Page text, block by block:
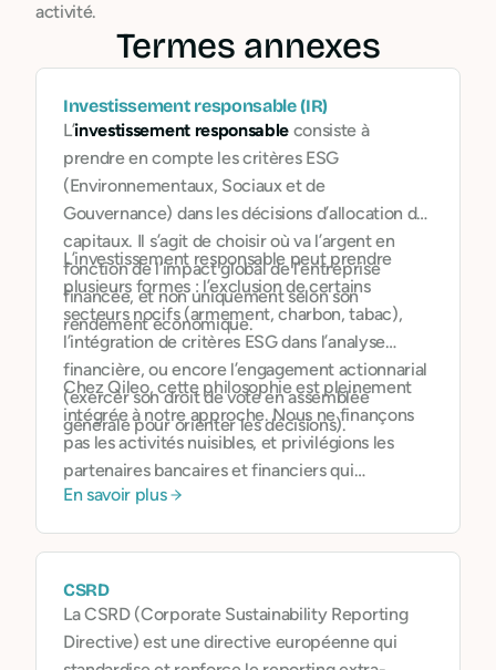
activité.
Termes annexes
Investissement responsable (IR)
L’investissement responsable consiste à
prendre en compte les critères ESG
(Environnementaux, Sociaux et de
Gouvernance) dans les décisions d’allocation de
capitaux. Il s’agit de choisir où va l’argent en
fonction de l’impact global de l’entreprise
financée, et non uniquement selon son
rendement économique.
L’investissement responsable peut prendre
plusieurs formes : l’exclusion de certains
secteurs nocifs (armement, charbon, tabac),
l’intégration de critères ESG dans l’analyse
financière, ou encore l’engagement actionnarial
(exercer son droit de vote en assemblée
générale pour orienter les décisions).
Chez Qileo, cette philosophie est pleinement
intégrée à notre approche. Nous ne finançons
pas les activités nuisibles, et privilégions les
partenaires bancaires et financiers qui
respectent une éthique claire. Nous
interroger le sens de leur propre argent, et à
choisir des placements qui reflètent leurs
convictions.
En savoir plus
CSRD
La CSRD (Corporate Sustainability Reporting
Directive) est une directive européenne qui